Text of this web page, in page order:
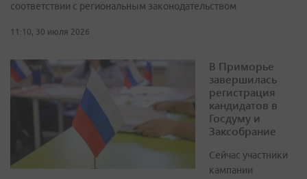
соответствии с региональным законодательством
11:10, 30 июля 2026
В Приморье
завершилась
регистрация
кандидатов в
Госдуму и
Заксобрание
Сейчас участники
кампании